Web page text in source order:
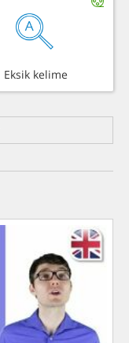
Eksik kelime